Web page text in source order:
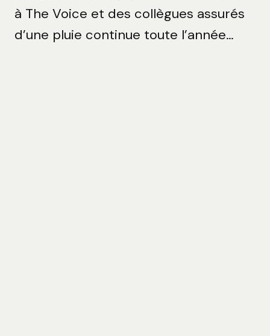
à The Voice et des collègues assurés
d’une pluie continue toute l’année…